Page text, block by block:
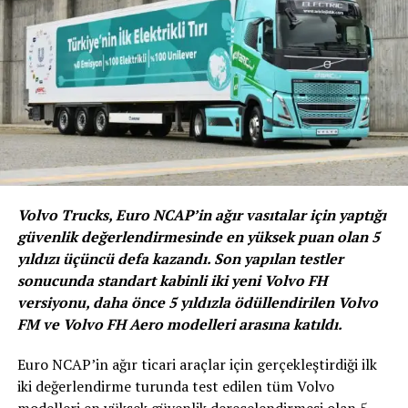
“ Asıl Toparlanma Üçüncü Çeyrekte
Başlar”
Şahsuvaroğlu, ilk altı ay sonuçlarının açıklanmasının
üçüncü çeyrekte toparlanmanın güçlü sinyalini verdiğini
de kaydederek şunları söyledi;
Volvo Trucks, Euro NCAP’in ağır vasıtalar için yaptığı
güvenlik değerlendirmesinde en yüksek puan olan 5
yıldızı üçüncü defa kazandı. Son yapılan testler
sonucunda standart kabinli iki yeni Volvo FH
versiyonu, daha önce 5 yıldızla ödüllendirilen Volvo
FM ve Volvo FH Aero modelleri arasına katıldı.
Euro NCAP’in ağır ticari araçlar için gerçekleştirdiği ilk
iki değerlendirme turunda test edilen tüm Volvo